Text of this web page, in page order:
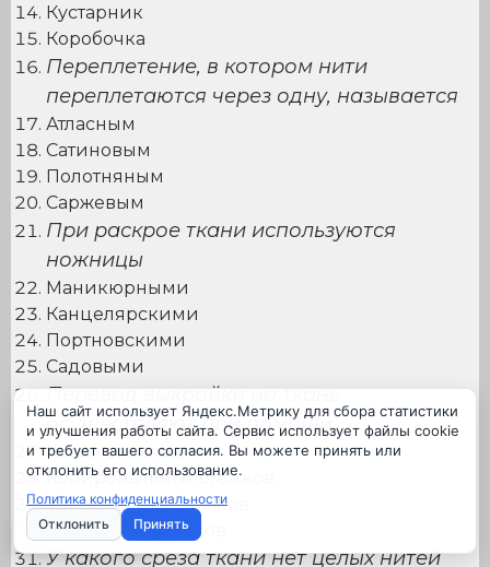
Кустарник
Коробочка
Переплетение, в котором нити
переплетаются через одну, называется
Атласным
Сатиновым
Полотняным
Саржевым
При раскрое ткани используются
ножницы
Маникюрными
Канцелярскими
Портновскими
Садовыми
Перевод выкройки на ткань
осуществляют при помощи
Косых стежков
Копировальных стежков
Украшающих стежков
Петельных стежков
У какого среза ткани нет целых нитей
Наш сайт использует Яндекс.Метрику для сбора статистики
и улучшения работы сайта. Сервис использует файлы cookie
и требует вашего согласия. Вы можете принять или
отклонить его использование.
Политика конфиденциальности
Отклонить
Принять
Настройки cookie